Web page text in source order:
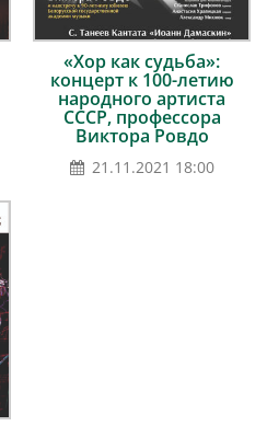
«Хор как судьба»:
концерт к 100-летию
народного артиста
СССР, профессора
Виктора Ровдо
21.11.2021 18:00